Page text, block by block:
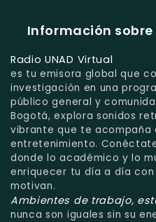
Información sobre
Radio UNAD Virtual
es tu emisora global que
investigación en una
público general y
Bogotá, explora sonidos
vibrante que te acompaña
entretenimiento.
donde lo académico y lo
enriquecer tu día a día
motivan.
Ambientes de trabajo,
nunca son iguales sin su